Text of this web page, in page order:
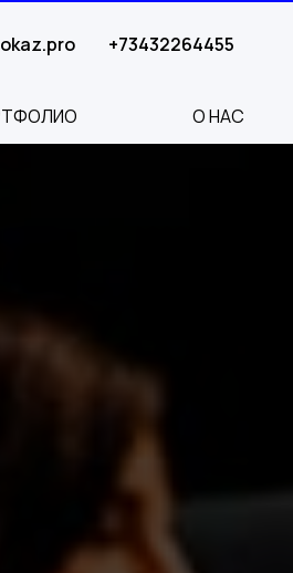
+73432264455
О НАС